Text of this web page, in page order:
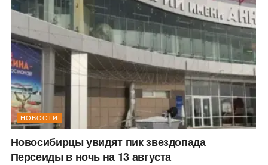
НОВОСТИ
Новосибирцы увидят пик звездопада
Персеиды в ночь на 13 августа